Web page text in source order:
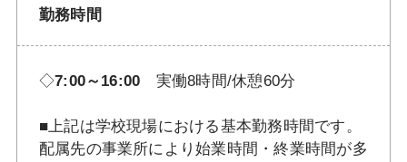
勤務時間
◇7:00～16:00 実働8時間/休憩60分
■上記は学校現場における基本勤務時間です。
配属先の事業所により始業時間・終業時間が多